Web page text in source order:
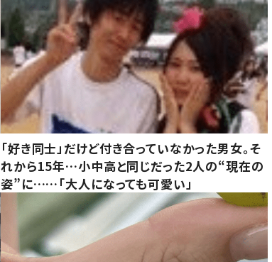
「好き同士」だけど付き合っていなかった男女。そ
れから15年…小中高と同じだった2人の“現在の
姿”に……「大人になっても可愛い」